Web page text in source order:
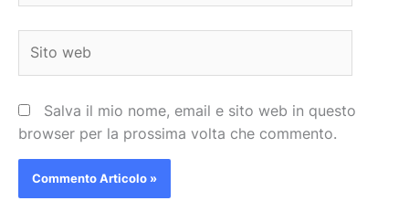
web
Salva il mio nome, email e sito web in questo
browser per la prossima volta che commento.